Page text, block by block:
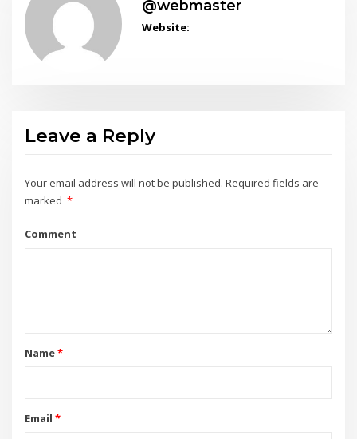
@webmaster
Website:
Leave a Reply
Your email address will not be published. Required fields are
marked *
Comment
Name*
Email *